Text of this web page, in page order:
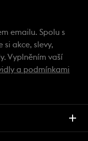
emailu. Spolu s
akce, slevy,
Vyplněním vaší
a podmínkami